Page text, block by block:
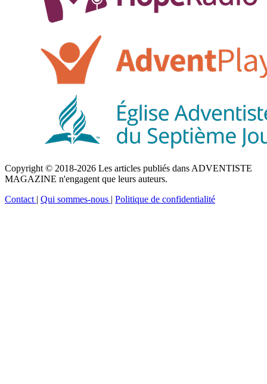
Copyright © 2018-2026 Les articles publiés dans ADVENTISTE
MAGAZINE n'engagent que leurs auteurs.
Contact | Qui sommes-nous | Politique de confidentialité